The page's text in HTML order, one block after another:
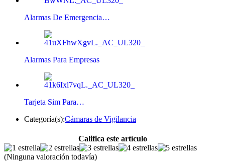
Alarmas De Emergencia…
Alarmas Para Empresas
Tarjeta Sim Para…
Categoría(s):Cámaras de Vigilancia
Califica este artículo
(Ninguna valoración todavía)